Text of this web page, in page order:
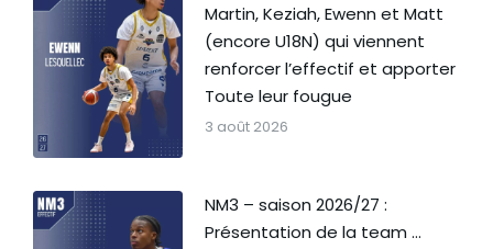
Martin, Keziah, Ewenn et Matt
(encore U18N) qui viennent
renforcer l’effectif et apporter
Toute leur fougue
3 août 2026
NM3 – saison 2026/27 :
Présentation de la team …